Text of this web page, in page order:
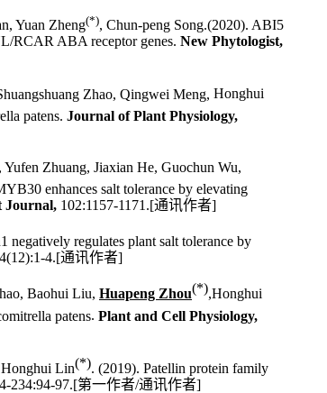
Yuan Zheng(*), Chun-peng Song.(2020). ABI5
RCAR ABA receptor genes. New Phytologist,
Zhao, Qingwei Meng, Honghui
patens. Journal of Plant Physiology,
Yufen Zhuang, Jiaxian He, Guochun Wu,
enhances salt tolerance by elevating
Journal, 102:1157-1171.[通讯作者]
negatively regulates plant salt tolerance by
4.[通讯作者]
Baohui Liu, Huapeng Zhou(*),Honghui
patens. Plant and Cell Physiology,
Lin(*). (2019). Patellin protein family
234:94-97.[第一作者/通讯作者]